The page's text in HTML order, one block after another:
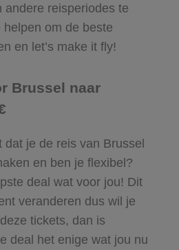
andere reisperiodes te
om de beste
en let’s make it fly!
Brussel naar
dat je de reis van Brussel
en ben je flexibel?
deal wat voor jou! Dit
veranderen dus wil je
tickets, dan is
deal het enige wat jou nu